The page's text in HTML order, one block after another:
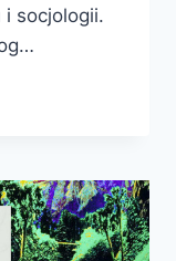
socjologii.